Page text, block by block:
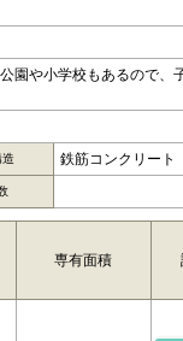
園や小学校もあるので、
鉄筋コンクリート
専有面積